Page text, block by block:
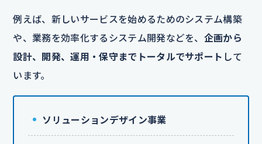
例えば、新しいサービスを始めるためのシステム構築
や、業務を効率化するシステム開発などを、 企画から
設計、開発、運用・保守までトータルでサポート して
います。
ソリューションデザイン事業